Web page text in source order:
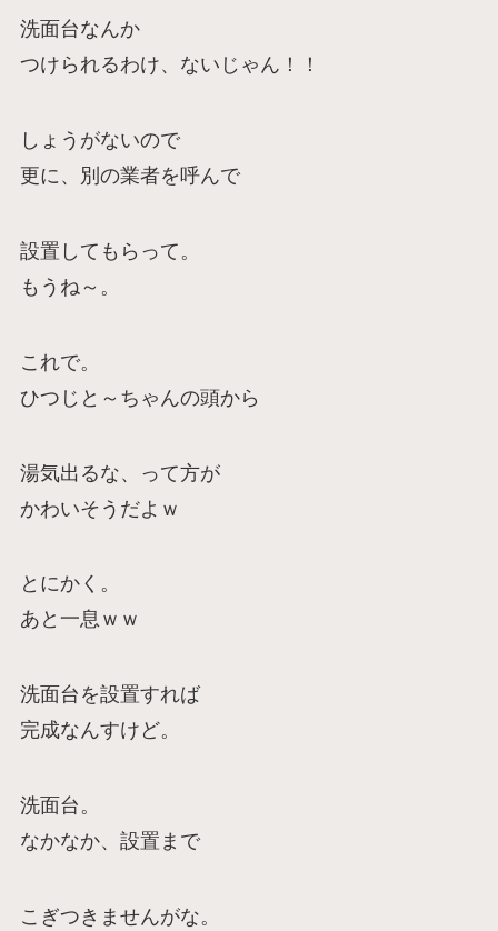
洗面台なんか
つけられるわけ、ないじゃん！！
しょうがないので
更に、別の業者を呼んで
設置してもらって。
もうね～。
これで。
ひつじと～ちゃんの頭から
湯気出るな、って方が
かわいそうだよｗ
とにかく。
あと一息ｗｗ
洗面台を設置すれば
完成なんすけど。
洗面台。
なかなか、設置まで
こぎつきませんがな。